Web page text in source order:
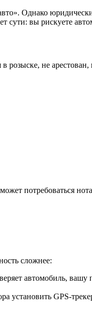
Однако юридически
сути: вы рискуете
розыске, не
потребоваться
сложнее:
автомобиль, вашу
установить GPS-